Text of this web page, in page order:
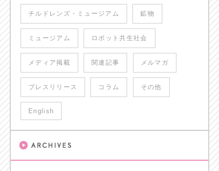
チルドレンズ・ミュージアム 鉱物
ミュージアム ロボット共生社会
メディア掲載 関連記事 メルマガ
プレスリリース コラム その他
English